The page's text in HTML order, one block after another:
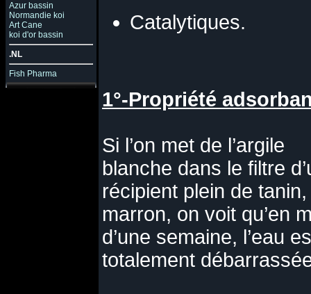
Azur bassin
Normandie koi
Art Cane
koi d'or bassin
.NL
Fish Pharma
Catalytiques.
1°-Propriété
Si l’on met de l’argile
blanche dans le filtre
récipient plein de tanin,
marron, on voit qu’en
d’une semaine, l’eau
totalement